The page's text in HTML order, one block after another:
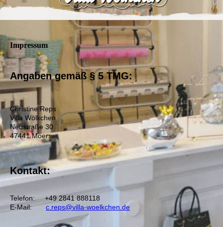
Impressum
Angaben gemäß § 5 TMG:
Christine Reps
Villa Wölkchen
Neustraße 30
47441 Moers
Kontakt:
Telefon: +49 2841 888118
E-Mail: c.reps@villa-woelkchen.de